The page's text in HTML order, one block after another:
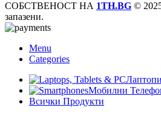
СОБСТВЕНОСТ НА 1TH.BG ©
запазени.
Menu
Categories
Мобилни
Всички Продукти